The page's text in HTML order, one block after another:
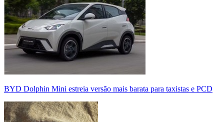
BYD Dolphin Mini estreia versão mais barata para taxistas e PCD